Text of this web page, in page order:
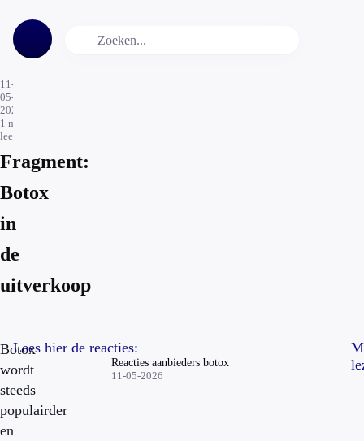
11-
05-
2026
1 min.
leestijd
Fragment:
Botox
in
de
uitverkoop
Botox
wordt
steeds
populairder
en
Lees hier de reacties:
Reacties aanbieders botox
11-05-2026